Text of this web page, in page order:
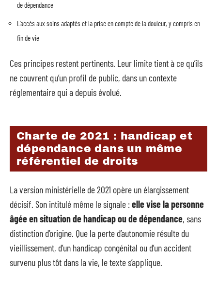
de dépendance
L’accès aux soins adaptés et la prise en compte de la douleur, y compris en
fin de vie
Ces principes restent pertinents. Leur limite tient à ce qu’ils
ne couvrent qu’un profil de public, dans un contexte
réglementaire qui a depuis évolué.
Charte de 2021 : handicap et
dépendance dans un même
référentiel de droits
La version ministérielle de 2021 opère un élargissement
décisif. Son intitulé même le signale :elle vise la personne
âgée en situation de handicap ou de dépendance, sans
distinction d’origine. Que la perte d’autonomie résulte du
vieillissement, d’un handicap congénital ou d’un accident
survenu plus tôt dans la vie, le texte s’applique.